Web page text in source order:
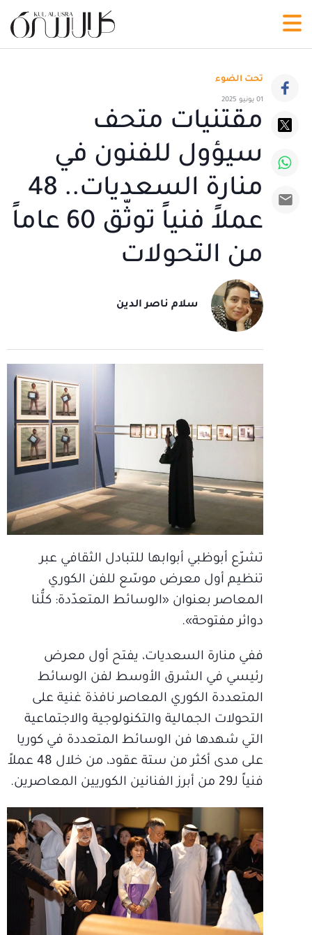
تحت الضوء
01 يونيو 2025
مقتنيات متحف
سيؤول للفنون في
منارة السعديات.. 48
عملاً فنياً توثّق 60 عاماً
من التحولات
سلام ناصر الدين
تشرّع أبوظبي أبوابها للتبادل الثقافي عبر
تنظيم أول معرض موسّع للفن الكوري
المعاصر بعنوان «الوسائط المتعدّدة: كلُّنا
دوائر مفتوحة».
ففي منارة السعديات، يفتح أول معرض
رئيسي في الشرق الأوسط لفن الوسائط
المتعددة الكوري المعاصر نافذة غنية على
التحولات الجمالية والتكنولوجية والاجتماعية
التي شهدها فن الوسائط المتعددة في كوريا
على مدى أكثر من ستة عقود، من خلال 48 عملاً
فنياً لـ29 من أبرز الفنانين الكوريين المعاصرين.